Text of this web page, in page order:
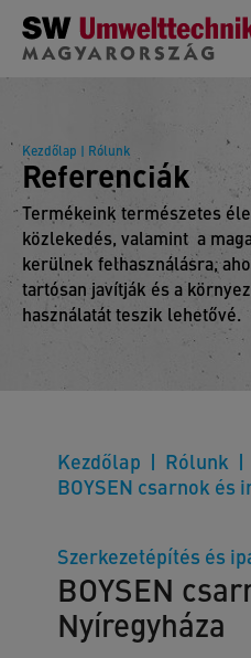
Skip to main content
Kezdőlap | Rólunk
Referenciák
Termékeink természetes
közlekedés, valamint a
kerülnek felhasználásra,
tartósan javítják és a
használatát teszik lehetővé.
Kezdőlap Rólunk
BOYSEN csarnok és
Szerkezetépítés és
BOYSEN
Nyíregyháza